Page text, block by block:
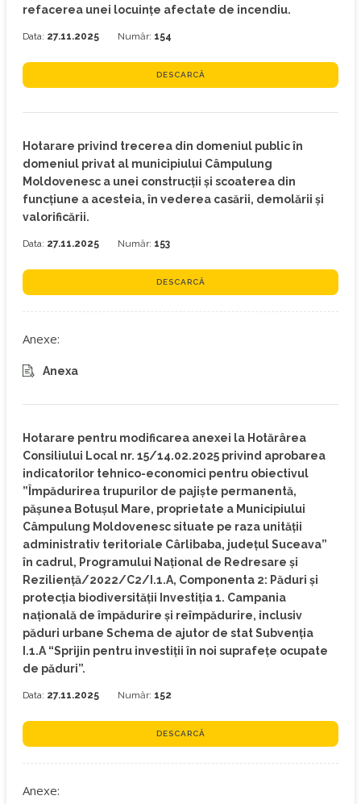
refacerea unei locuințe afectate de incendiu.
Data: 27.11.2025 Număr: 154
DESCARCĂ
Hotarare privind trecerea din domeniul public în
domeniul privat al municipiului Câmpulung
Moldovenesc a unei construcții și scoaterea din
funcțiune a acesteia, în vederea casării, demolării și
valorificării.
Data: 27.11.2025 Număr: 153
DESCARCĂ
Anexe:
Anexa
Hotarare pentru modificarea anexei la Hotărârea
Consiliului Local nr. 15/14.02.2025 privind aprobarea
indicatorilor tehnico-economici pentru obiectivul
”Împădurirea trupurilor de pajiște permanentă,
pășunea Botușul Mare, proprietate a Municipiului
Câmpulung Moldovenesc situate pe raza unității
administrativ teritoriale Cârlibaba, județul Suceava”
în cadrul, Programului Național de Redresare și
Reziliență/2022/C2/I.1.A, Componenta 2: Păduri și
protecția biodiversității Investiția 1. Campania
națională de împădurire și reîmpădurire, inclusiv
păduri urbane Schema de ajutor de stat Subvenția
I.1.A “Sprijin pentru investiții în noi suprafețe ocupate
de păduri”.
Data: 27.11.2025 Număr: 152
DESCARCĂ
Anexe: